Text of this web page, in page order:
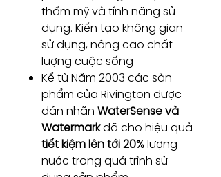
thẩm mỹ và tính năng sử
dụng. Kiến tạo không gian
sử dụng, nâng cao chất
lượng cuộc sống
Kể từ Năm 2003 các sản
phẩm của Rivington được
dán nhãn WaterSense và
Watermarkđã cho hiệu quả
tiết kiệm lên tới 20%lượng
nước trong quá trình sử